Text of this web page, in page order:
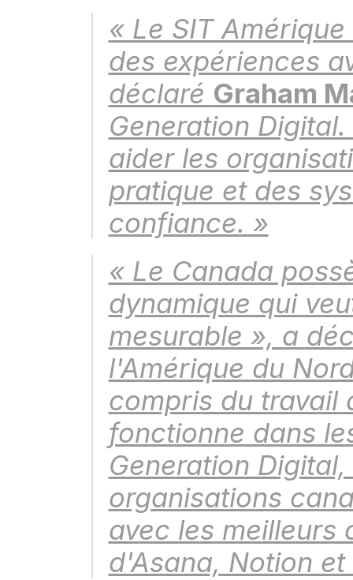
« Le SIT
des expériences
déclaré Graham
Generation
aider les
pratique et des
confiance. »
« Le Canada
dynamique qui
mesurable », a
l'Amérique du
compris du travail
fonctionne dans
Generation
organisations
avec les meilleurs
d'Asana, Notion et